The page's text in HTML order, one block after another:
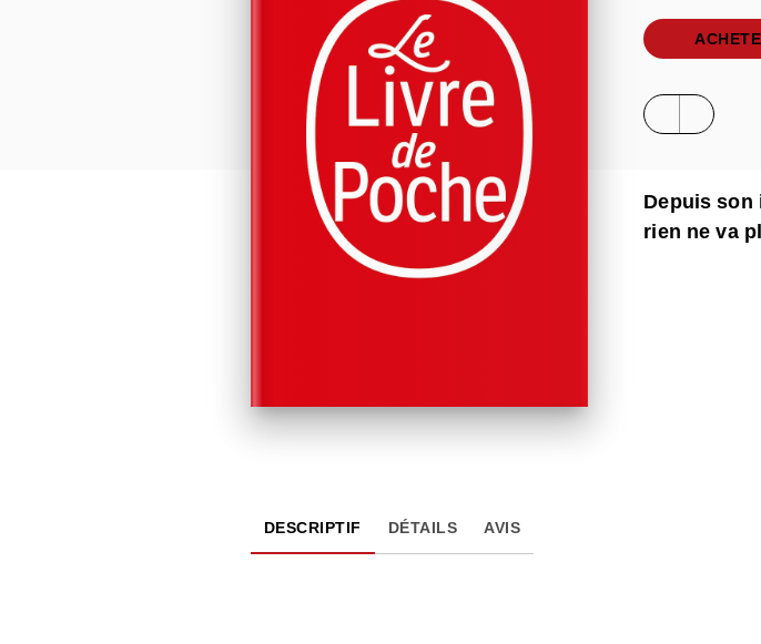
Depuis son
rien ne va
DESCRIPTIF DÉTAILS AVIS